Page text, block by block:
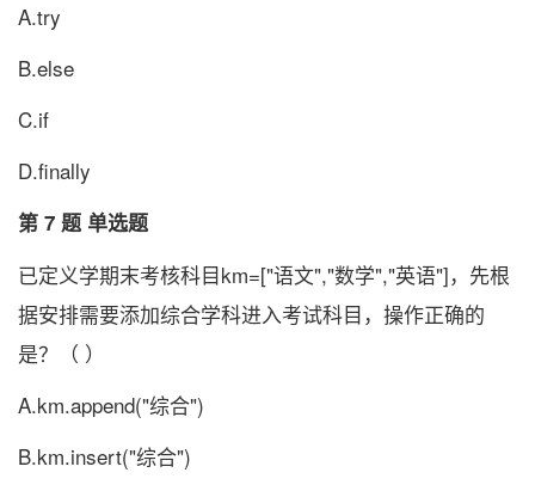
A.try
B.else
C.if
D.finally
第 7 题 单选题
已定义学期末考核科目km=["语文","数学","英语"]，先根
据安排需要添加综合学科进入考试科目，操作正确的
是？（ ）
A.km.append("综合")
B.km.insert("综合")